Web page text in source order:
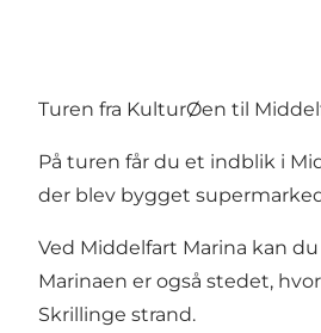
Turen fra KulturØen til
På turen får du et indblik i
der blev bygget
Ved Middelfart Marina kan
Marinaen er også stedet,
Skrillinge strand.